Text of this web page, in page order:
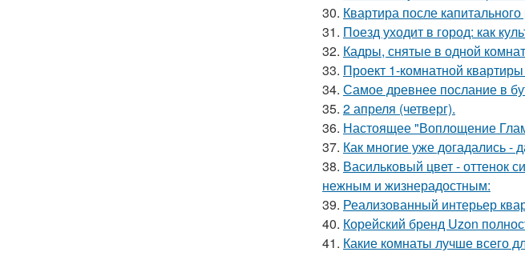
30. Квартира после
31. Поезд уходит в город: как
32. Кадры, снятые в одной
33. Проект 1-комнатной
34. Самое древнее послание в
35. 2 апреля (четверг).
36. Настоящее "Воплощение
37. Как многие уже догадались -
38. Васильковый цвет - оттенок
нежным и жизнерадостным:
39. Реализованный интерьер
40. Корейский бренд Uzon
41. Какие комнаты лучше всего